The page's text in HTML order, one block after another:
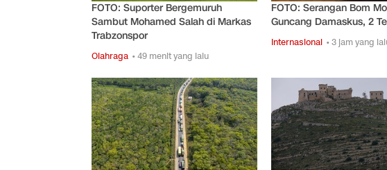
FOTO: Suporter Bergemuruh
Sambut Mohamed Salah di Markas
Trabzonspor
Olahraga • 49 menit yang lalu
FOTO: Serangan Bom
Guncang Damaskus, 2
Internasional • 3 jam yang